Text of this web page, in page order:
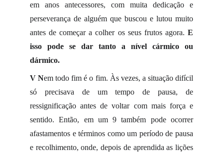
em anos antecessores, com muita dedicação e
perseverança de alguém que buscou e lutou muito
antes de começar a colher os seus frutos agora. E
isso pode se dar tanto a nível cármico ou
dármico.
VNem todo fim é o fim. Às vezes, a situação difícil
só precisava de um tempo de pausa, de
ressignificação antes de voltar com mais força e
sentido. Então, em um 9 também pode ocorrer
afastamentos e términos como um período de pausa
e recolhimento, onde, depois de aprendida as lições